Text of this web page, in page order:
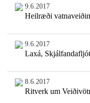
9.6.2017
Heilræði
9.6.2017
Laxá,
8.6.2017
Ritverk um